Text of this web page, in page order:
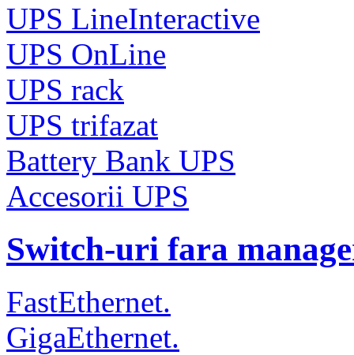
UPS LineInteractive
UPS OnLine
UPS rack
UPS trifazat
Battery Bank UPS
Accesorii UPS
Switch-uri fara
FastEthernet.
GigaEthernet.